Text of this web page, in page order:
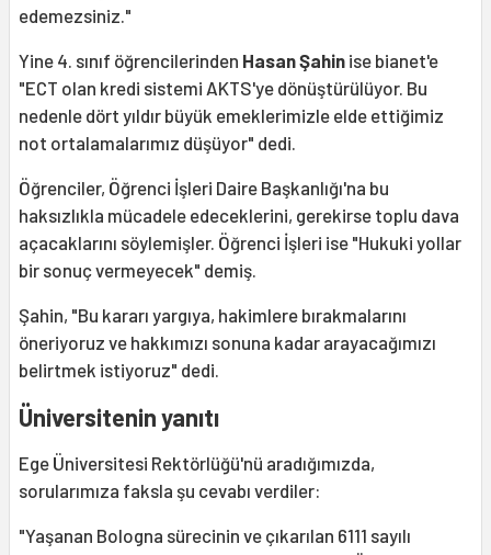
edemezsiniz."
Yine 4. sınıf öğrencilerinden Hasan Şahin ise bianet'e
"ECT olan kredi sistemi AKTS'ye dönüştürülüyor. Bu
nedenle dört yıldır büyük emeklerimizle elde ettiğimiz
not ortalamalarımız düşüyor" dedi.
Öğrenciler, Öğrenci İşleri Daire Başkanlığı'na bu
haksızlıkla mücadele edeceklerini, gerekirse toplu dava
açacaklarını söylemişler. Öğrenci İşleri ise "Hukuki yollar
bir sonuç vermeyecek" demiş.
Şahin, "Bu kararı yargıya, hakimlere bırakmalarını
öneriyoruz ve hakkımızı sonuna kadar arayacağımızı
belirtmek istiyoruz" dedi.
Üniversitenin yanıtı
Ege Üniversitesi Rektörlüğü'nü aradığımızda,
sorularımıza faksla şu cevabı verdiler:
"Yaşanan Bologna sürecinin ve çıkarılan 6111 sayılı